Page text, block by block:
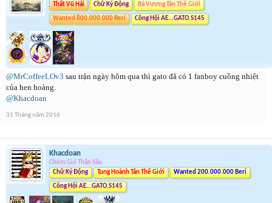
Thất Vũ Hải
Chữ Ký Động Bá Vương Tân Thế Giới
Wanted 800.000.000 Beri Công Hội AE...GATO.S145
@MrCoffeeLOv3 sau trận ngày hôm qua thì gato đã có 1 fanboy cuồng nhiệt
của hen hoàng.
@Khacdoan
31 Tháng năm 2016
Khacdoan
Chém Gió Thần Sầu
Chữ Ký Động
Tung Hoành Tân Thế Giới Wanted 200.000.000 Beri
Công Hội AE...GATO.S145